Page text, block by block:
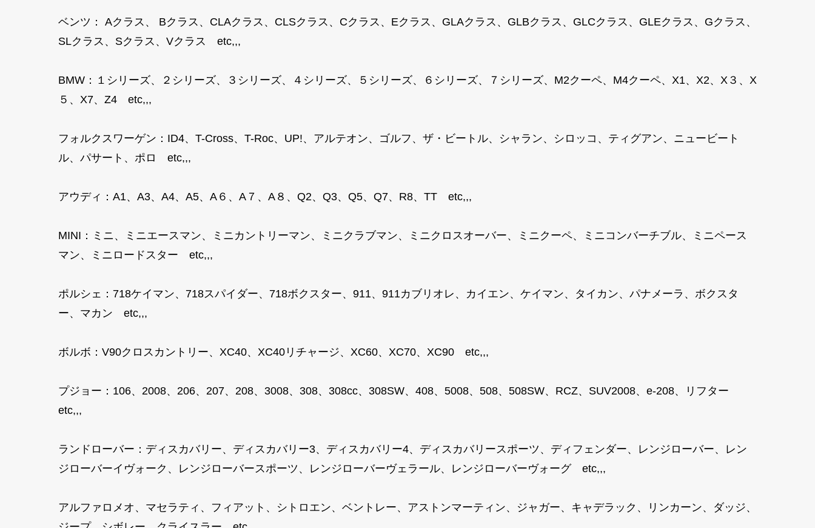
ベンツ： Aクラス、 Bクラス、CLAクラス、CLSクラス、Cクラス、Eクラス、GLAクラス、GLBクラス、GLCクラス、GLEクラス、Gクラス、
SLクラス、Sクラス、Vクラス etc,,,
BMW：１シリーズ、２シリーズ、３シリーズ、４シリーズ、５シリーズ、６シリーズ、７シリーズ、M2クーペ、M4クーペ、X1、X2、X３、X
５、X7、Z4 etc,,,
フォルクスワーゲン：ID4、T-Cross、T-Roc、UP!、アルテオン、ゴルフ、ザ・ビートル、シャラン、シロッコ、ティグアン、ニュービート
ル、パサート、ポロ etc,,,
アウディ：A1、A3、A4、A5、A６、A７、A８、Q2、Q3、Q5、Q7、R8、TT etc,,,
MINI：ミニ、ミニエースマン、ミニカントリーマン、ミニクラブマン、ミニクロスオーバー、ミニクーペ、ミニコンバーチブル、ミニペース
マン、ミニロードスター etc,,,
ポルシェ：718ケイマン、718スパイダー、718ボクスター、911、911カブリオレ、カイエン、ケイマン、タイカン、パナメーラ、ボクスタ
ー、マカン etc,,,
ボルボ：V90クロスカントリー、XC40、XC40リチャージ、XC60、XC70、XC90 etc,,,
プジョー：106、2008、206、207、208、3008、308、308cc、308SW、408、5008、508、508SW、RCZ、SUV2008、e-208、リフター
etc,,,
ランドローバー：ディスカバリー、ディスカバリー3、ディスカバリー4、ディスカバリースポーツ、ディフェンダー、レンジローバー、レン
ジローバーイヴォーク、レンジローバースポーツ、レンジローバーヴェラール、レンジローバーヴォーグ etc,,,
アルファロメオ、マセラティ、フィアット、シトロエン、ベントレー、アストンマーティン、ジャガー、キャデラック、リンカーン、ダッジ、